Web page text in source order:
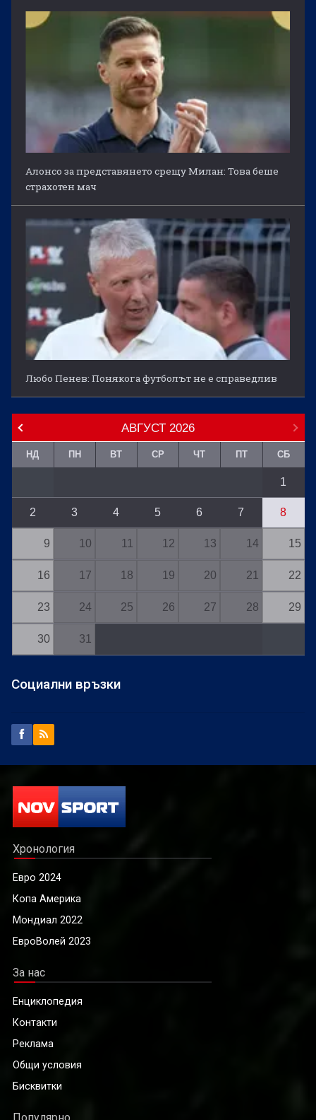
Алонсо за представянето срещу Милан: Това беше
страхотен мач
Любо Пенев: Понякога футболът не е справедлив
АВГУСТ 2026
НД ПН ВТ СР ЧТ ПТ СБ
1
2 3 4 5 6 7 8
9 10 11 12 13 14 15
16 17 18 19 20 21 22
23 24 25 26 27 28 29
30 31
Социални връзки
Хронология
Евро 2024
Копа Америка
Мондиал 2022
ЕвроВолей 2023
За нас
Енциклопедия
Контакти
Реклама
Общи условия
Бисквитки